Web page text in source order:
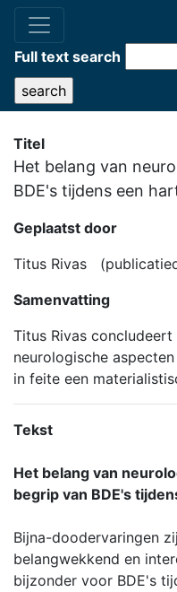
Full text search
Titel
Het belang van
BDE's tijdens een
Geplaatst door
Titus Rivas
Samenvatting
Titus Rivas
neurologische
in feite een
Tekst
Het belang van
begrip van BDE's
Bijna-doodervaringen
belangwekkend en
bijzonder voor BDE's